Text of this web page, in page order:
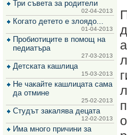
Три съвета за родители
02-04-2013
Когато детето е злоядо...
01-04-2013
Пробиотиците в помощ на
педиатъра
27-03-2013
Детската кашлица
15-03-2013
Не чакайте кашлицата сама
да отмине
25-02-2013
Студът закалява децата
12-02-2013
Има много причини за